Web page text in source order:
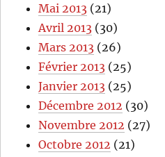
Mai 2013 (21)
Avril 2013 (30)
Mars 2013 (26)
Février 2013 (25)
Janvier 2013 (25)
Décembre 2012 (30)
Novembre 2012 (27)
Octobre 2012 (21)